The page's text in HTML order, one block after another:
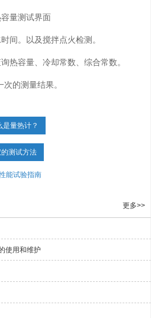
量测试界面
间。以及搅拌点火检测。
热容量、冷却常数、综合常数。
的测量结果。
量热计？
测试方法
能试验指南
更多>>
使用和维护